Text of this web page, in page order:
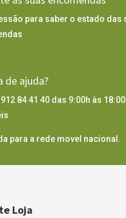
para saber o estado das
de ajuda?
84 41 40 das 9:00h às
para a rede movel nacional.
Loja